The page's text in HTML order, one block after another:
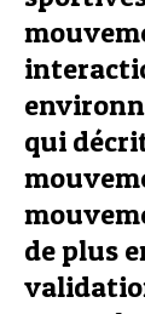
qui
de plus